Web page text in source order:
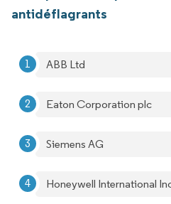
antidéflagrants
ABB Ltd
Eaton Corporation plc
Siemens AG
Honeywell International